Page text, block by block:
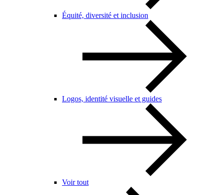
Équité, diversité et inclusion
Logos, identité visuelle et guides
Voir tout